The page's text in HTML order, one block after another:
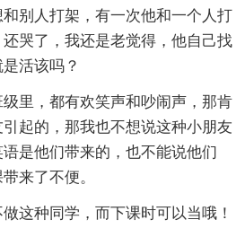
别人打架，有一次他和一个人打
哭了，我还是老觉得，他自己找
活该吗？
里，都有欢笑声和吵闹声，那肯
起的，那我也不想说这种小朋友
是他们带来的，也不能说他们
来了不便。
这种同学，而下课时可以当哦！